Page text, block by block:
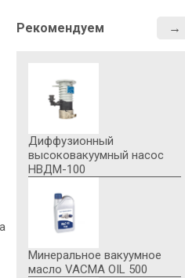
Рекомендуем
Диффузионный
высоковакуумный насос
НВДМ-100
Минеральное вакуумное
масло VACMA OIL 500